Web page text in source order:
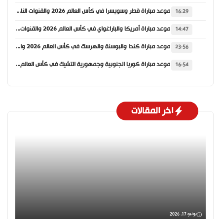
16:29 موعد مباراة قطر وسويسرا في كأس العالم 2026 والقنوات الناقلة
14:47 موعد مباراة أمريكا والباراغواي في كأس العالم 2026 والقنوات الناقلة
23:56 موعد مباراة كندا والبوسنة والهرسك في كأس العالم 2026 والقنوات الناقلة
16:54 موعد مباراة كوريا الجنوبية وجمهورية التشيك في كأس العالم 2026 والقنوات الناقلة
اخر المقالات
يونيو 17, 2026